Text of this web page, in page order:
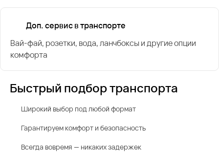
Доп. сервис в транспорте
Вай-фай, розетки, вода, ланчбоксы и другие опции
комфорта
Быстрый подбор транспорта
Широкий выбор под любой формат
Гарантируем комфорт и безопасность
Всегда вовремя — никаких задержек